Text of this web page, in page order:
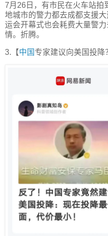
7月26日，有市民在火车站拍
地城市的警力都去成都支援
运会开幕式也会耗费大量警
情。折腾。
3.【中国 专家建议向美国投降